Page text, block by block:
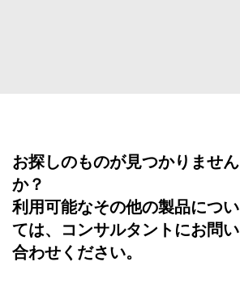
お探しのものが見つかりません
か？
利用可能なその他の製品につい
ては、コンサルタントにお問い
合わせください。